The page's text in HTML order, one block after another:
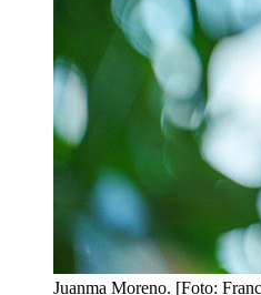
Juanma Moreno. [Foto: